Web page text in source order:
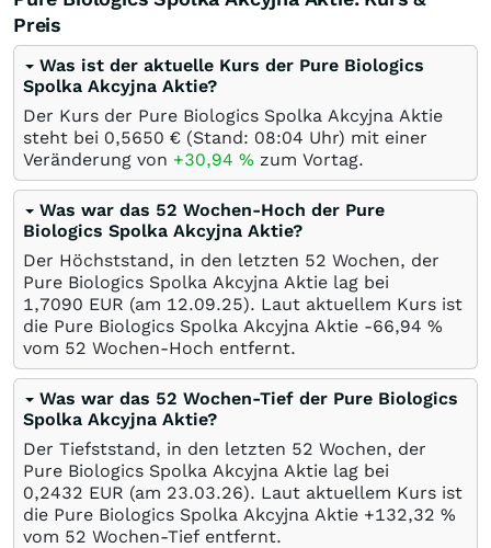
Preis
Was ist der aktuelle Kurs der Pure Biologics
Spolka Akcyjna Aktie?
Der Kurs der Pure Biologics Spolka Akcyjna Aktie
steht bei 0,5650 € (Stand: 08:04 Uhr) mit einer
Veränderung von +30,94 % zum Vortag.
Was war das 52 Wochen-Hoch der Pure
Biologics Spolka Akcyjna Aktie?
Der Höchststand, in den letzten 52 Wochen, der
Pure Biologics Spolka Akcyjna Aktie lag bei
1,7090 EUR (am 12.09.25). Laut aktuellem Kurs ist
die Pure Biologics Spolka Akcyjna Aktie -66,94 %
vom 52 Wochen-Hoch entfernt.
Was war das 52 Wochen-Tief der Pure Biologics
Spolka Akcyjna Aktie?
Der Tiefststand, in den letzten 52 Wochen, der
Pure Biologics Spolka Akcyjna Aktie lag bei
0,2432 EUR (am 23.03.26). Laut aktuellem Kurs ist
die Pure Biologics Spolka Akcyjna Aktie +132,32 %
vom 52 Wochen-Tief entfernt.